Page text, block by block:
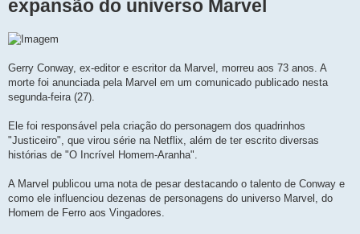
m
expansão do universo Marvel
Gerry Conway, ex-editor e escritor da Marvel, morreu aos 73 anos. A
morte foi anunciada pela Marvel em um comunicado publicado nesta
segunda-feira (27).
Ele foi responsável pela criação do personagem dos quadrinhos
"Justiceiro", que virou série na Netflix, além de ter escrito diversas
histórias de "O Incrível Homem-Aranha".
A Marvel publicou uma nota de pesar destacando o talento de Conway e
como ele influenciou dezenas de personagens do universo Marvel, do
Homem de Ferro aos Vingadores.